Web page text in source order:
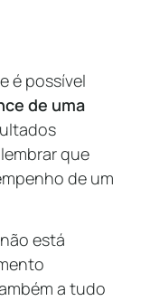
é possível
de uma
que
de um
está
a tudo